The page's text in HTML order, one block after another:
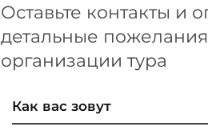
Оставьте контакты и
детальные
организации тура